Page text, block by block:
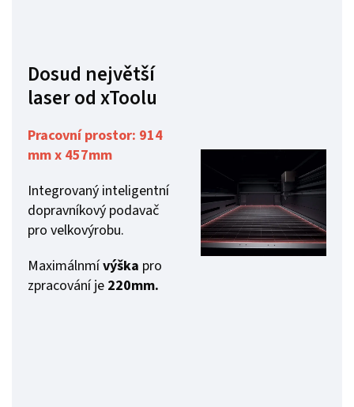
Dosud největší
laser od xToolu
Pracovní prostor: 914
mm x 457mm
Integrovaný inteligentní
dopravníkový podavač
pro velkovýrobu.
Maximálnmívýška pro
zpracování je 220mm.